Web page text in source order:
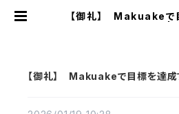
【御礼】 Makuakeで
【御礼】 Makuakeで目標を達成